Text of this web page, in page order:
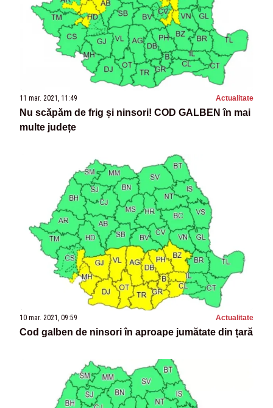
11 mar. 2021, 11:49 Actualitate
Nu scăpăm de frig și ninsori! COD GALBEN în mai
multe județe
10 mar. 2021, 09:59 Actualitate
Cod galben de ninsori în aproape jumătate din țară